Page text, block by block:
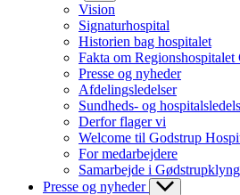
Vision
Signaturhospital
Historien bag hospitalet
Fakta om Regionshospitalet
Presse og nyheder
Afdelingsledelser
Sundheds- og
Derfor flager vi
Welcome til Godstrup
For medarbejdere
Samarbejde i
Presse og nyheder